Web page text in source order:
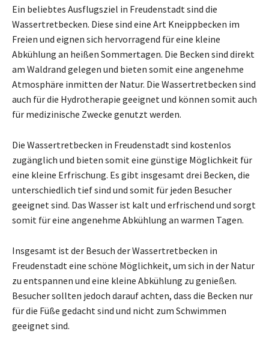
Ein beliebtes Ausflugsziel in Freudenstadt sind die
Wassertretbecken. Diese sind eine Art Kneippbecken im
Freien und eignen sich hervorragend für eine kleine
Abkühlung an heißen Sommertagen. Die Becken sind direkt
am Waldrand gelegen und bieten somit eine angenehme
Atmosphäre inmitten der Natur. Die Wassertretbecken sind
auch für die Hydrotherapie geeignet und können somit auch
für medizinische Zwecke genutzt werden.
Die Wassertretbecken in Freudenstadt sind kostenlos
zugänglich und bieten somit eine günstige Möglichkeit für
eine kleine Erfrischung. Es gibt insgesamt drei Becken, die
unterschiedlich tief sind und somit für jeden Besucher
geeignet sind. Das Wasser ist kalt und erfrischend und sorgt
somit für eine angenehme Abkühlung an warmen Tagen.
Insgesamt ist der Besuch der Wassertretbecken in
Freudenstadt eine schöne Möglichkeit, um sich in der Natur
zu entspannen und eine kleine Abkühlung zu genießen.
Besucher sollten jedoch darauf achten, dass die Becken nur
für die Füße gedacht sind und nicht zum Schwimmen
geeignet sind.